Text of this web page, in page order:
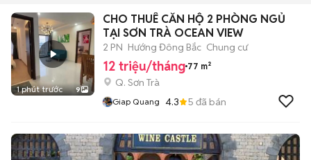
1 phút trước 9
CHO THUÊ CĂN HỘ 2 PHÒNG NGỦ
TẠI SƠN TRÀ OCEAN VIEW
2 PN Hướng Đông Bắc Chung cư
12 triệu/tháng 77 m²
Q. Sơn Trà
Giap Quang 4.3 5 đã bán